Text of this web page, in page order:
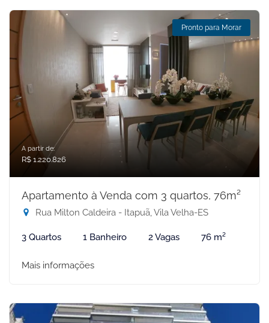
Pronto para Morar
A partir de:
R$ 1.220.826
Apartamento à Venda com 3 quartos, 76m²
Rua Milton Caldeira - Itapuã, Vila Velha-ES
3 Quartos 1 Banheiro 2 Vagas 76 m²
Mais informações